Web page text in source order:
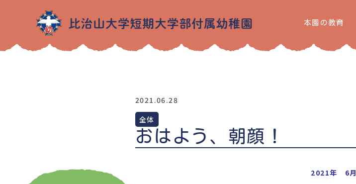
本園の教育
2021.06.28
全体
おはよう、朝顔！
2021年 6月